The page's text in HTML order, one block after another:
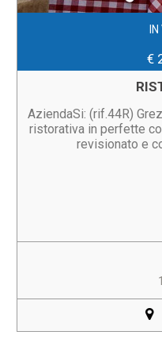
€
AziendaSi: (rif.44R)
ristorativa in perfette
revisionato e